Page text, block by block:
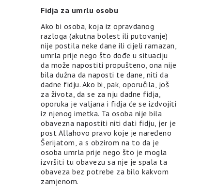
Fidja za umrlu osobu
Ako bi osoba, koja iz opravdanog
razloga (akutna bolest ili putovanje)
nije postila neke dane ili cijeli ramazan,
umrla prije nego što dođe u situaciju
da može napostiti propušteno, ona nije
bila dužna da naposti te dane, niti da
dadne fidju. Ako bi, pak, oporučila, još
za života, da se za nju dadne fidja,
oporuka je valjana i fidja će se izdvojiti
iz njenog imetka. Ta osoba nije bila
obavezna napostiti niti dati fidju, jer je
post Allahovo pravo koje je naređeno
Šerijatom, a s obzirom na to da je
osoba umrla prije nego što je mogla
izvršiti tu obavezu sa nje je spala ta
obaveza bez potrebe za bilo kakvom
zamjenom.